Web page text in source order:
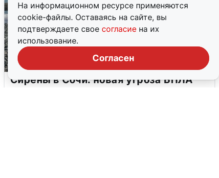
На информационном ресурсе применяются
cookie-файлы. Оставаясь на сайте, вы
подтверждаете свое согласие на их
использование.
Согласен
Сирены в Сочи: новая угроза БПЛА